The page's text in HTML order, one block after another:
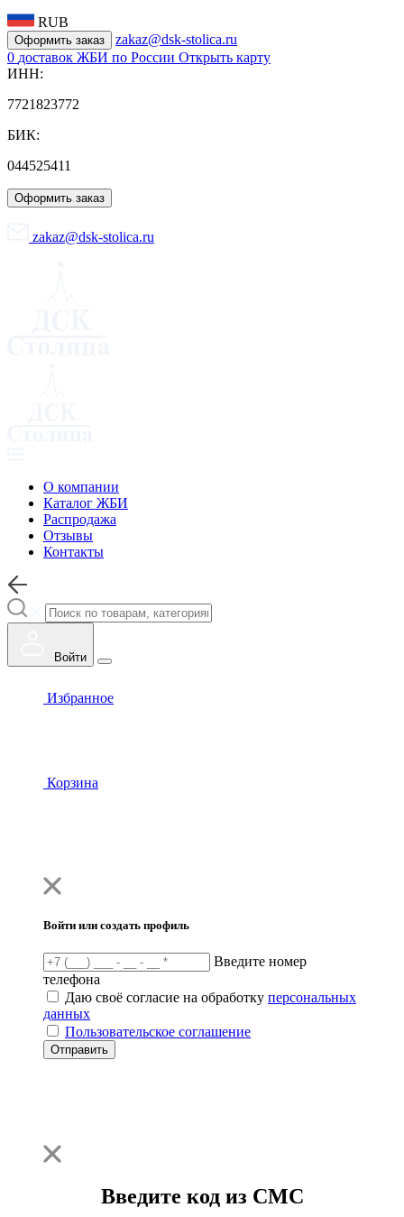
RUB
Оформить заказ
zakaz@dsk-stolica.ru
0 доставок ЖБИ по России Открыть карту
ИНН:
7721823772
БИК:
044525411
Оформить заказ
zakaz@dsk-stolica.ru
О компании
Каталог ЖБИ
Распродажа
Отзывы
Контакты
Войти
Избранное
Корзина
Войти или создать профиль
Введите номер
телефона
Даю своё согласие на обработку персональных
данных
Пользовательское соглашение
Отправить
Введите код из СМС